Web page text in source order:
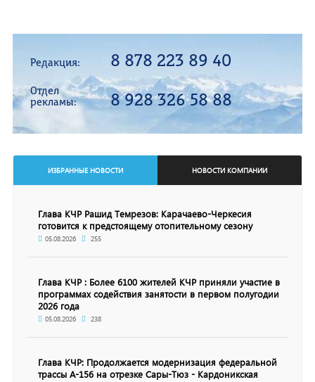
Редакция: 8 878 223 89 40
Отдел
рекламы:
8 928 326 58 88
ИЗБРАННЫЕ НОВОСТИ НОВОСТИ КОМПАНИИ
Глава КЧР Рашид Темрезов: Карачаево-Черкесия
готовится к предстоящему отопительному сезону
05.08.2026 255
Глава КЧР : Более 6100 жителей КЧР приняли участие в
программах содействия занятости в первом полугодии
2026 года
05.08.2026 238
Глава КЧР: Продолжается модернизация федеральной
трассы А-156 на отрезке Сары-Тюз - Кардоникская